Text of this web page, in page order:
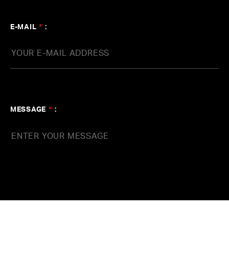
E-MAIL * :
MESSAGE * :